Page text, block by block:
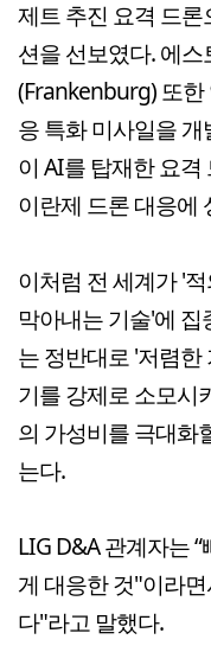
제트 추진 요격 드
션을 선보였다. 에
(Frankenburg) 또한
응 특화 미사일을
이 AI를 탑재한 요격
이란제 드론 대응에
이처럼 전 세계가 '
막아내는 기술'에
는 정반대로 '저렴
기를 강제로 소모시
의 가성비를 극대화
는다.
LIG D&A 관계자는
게 대응한 것"이라
다"라고 말했다.